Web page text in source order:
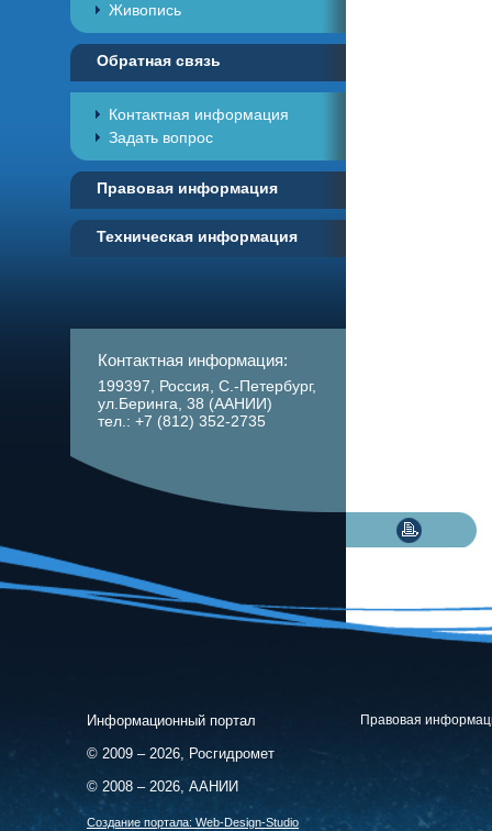
Живопись
Обратная связь
Контактная информация
Задать вопрос
Правовая информация
Техническая информация
Контактная информация:
199397, Россия, С.-Петербург,
ул.Беринга, 38 (ААНИИ)
тел.: +7 (812) 352-2735
Информационный портал
© 2009 – 2026, Росгидромет
© 2008 – 2026, ААНИИ
Cоздание портала: Web-Design-Studio
Правовая